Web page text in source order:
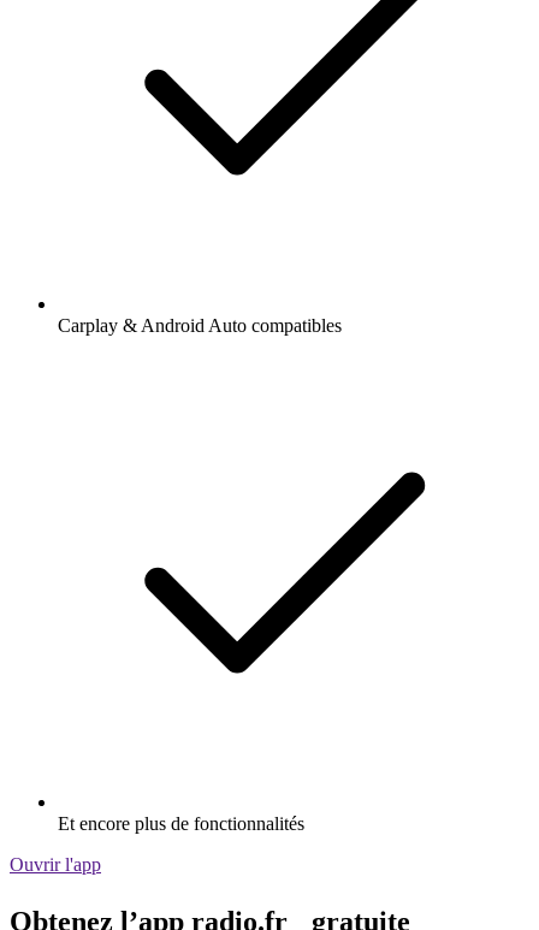
Carplay & Android Auto compatibles
Et encore plus de fonctionnalités
Ouvrir l'app
Obtenez l’app radio.fr gratuite